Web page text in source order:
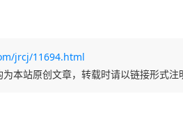
jrcj/11694.html
本站原创文章，转载时请以链接形式注